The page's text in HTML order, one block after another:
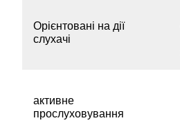
Орієнтовані на дії
слухачі
активне
прослуховування